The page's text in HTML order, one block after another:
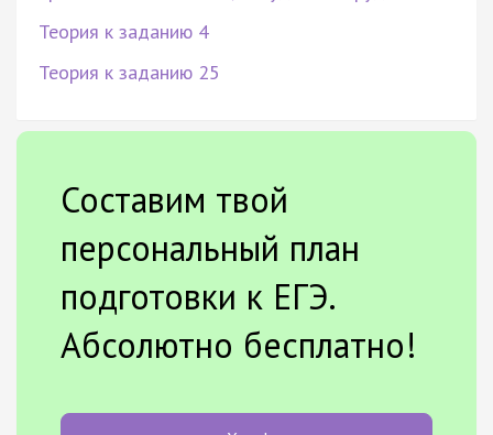
Теория к заданию 4
Теория к заданию 25
Составим твой
персональный план
подготовки к ЕГЭ.
Абсолютно бесплатно!